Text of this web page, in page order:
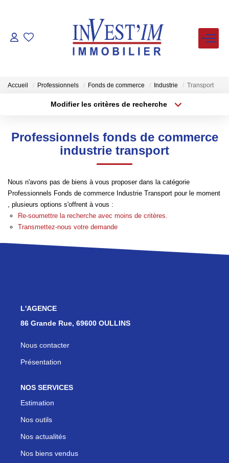
ACHETER
LOUER
ESTIMER
NOS AGENCES
Les Agences
Actualités
Accueil Professionnels Fonds de commerce Industrie Transport
Modifier les critères de recherche
Sélectionnez...
Type de bien
Créer une alerte
Professionnels fonds de commerce
industrie transport
Nous n'avons pas de biens à vous proposer dans la catégorie
Professionnels Fonds de commerce Industrie Transport pour le moment
, plusieurs options s'offrent à vous :
Re-soumettre la recherche avec moins de critères.
Transmettez-nous votre demande
L'AGENCE
86 Grande Rue, 69600 OULLINS
Nous contacter
Présentation
NOS SERVICES
Estimation
Nos outils
Nos actualités
Nos biens vendus